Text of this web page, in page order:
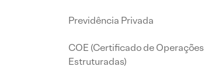
Previdência Privada
COE (Certificado de Operações
Estruturadas)